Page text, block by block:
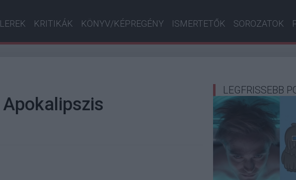
KRITIKÁK KÖNYV/KÉPREGÉNY ISMERTETŐK SOROZATOK
LEGFRISSEBB